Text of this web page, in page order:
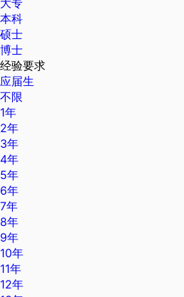
大专
本科
硕士
博士
经验要求
应届生
不限
1年
2年
3年
4年
5年
6年
7年
8年
9年
10年
11年
12年